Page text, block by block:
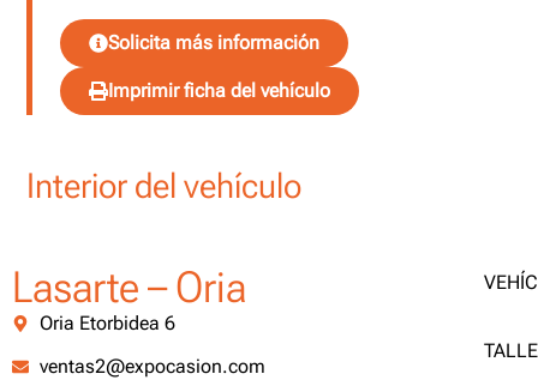
Solicita más información
Imprimir ficha del vehículo
Interior del vehículo
Lasarte – Oria
Oria Etorbidea 6
ventas2@expocasion.com